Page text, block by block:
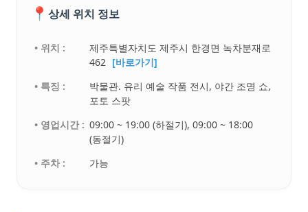
📍 상세 위치 정보
• 위치 :
제주특별자치도 제주시 한경면 녹차분재로
462 [바로가기]
• 특징 :
박물관. 유리 예술 작품 전시, 야간 조명 쇼,
포토 스팟
• 영업시간 : 09:00 ~ 19:00 (하절기), 09:00 ~ 18:00
(동절기)
• 주차 :
가능